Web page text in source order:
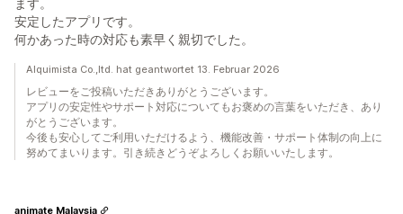
ます。
安定したアプリです。
何かあった時の対応も素早く親切でした。
Alquimista Co.,ltd. hat geantwortet 13. Februar 2026
レビューをご投稿いただきありがとうございます。
アプリの安定性やサポート対応についてもお褒めの言葉をいただき、あり
がとうございます。
今後も安心してご利用いただけるよう、機能改善・サポート体制の向上に
努めてまいります。引き続きどうぞよろしくお願いいたします。
animate Malaysia